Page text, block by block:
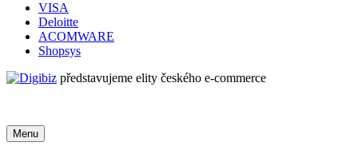
VISA
Deloitte
ACOMWARE
Shopsys
představujeme elity českého e-commerce
Menu